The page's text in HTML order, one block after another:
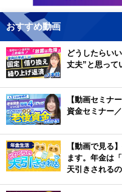
おすすめ動画
どうしたらい
丈夫”と思って
【動画セミナ
資金セミナー
【動画で見る
ます。年金は
天引きされる